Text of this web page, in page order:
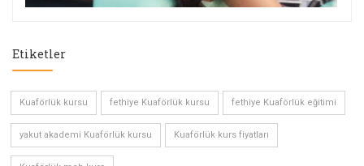
Etiketler
Kuaförlük kursu fethiye Kuaförlük kursu fethiye Kuaförlük eğitimi
yakut akademi Kuaförlük kursu Kuaförlük kurs fiyatları